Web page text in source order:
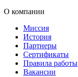
О компании
Миссия
История
Партнеры
Сертификаты
Правила работы
Вакансии